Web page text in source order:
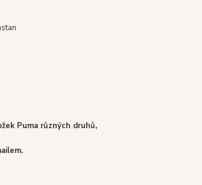
Puma různých druhů,